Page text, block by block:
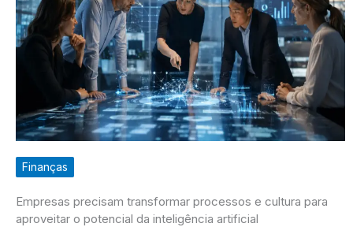
Finanças
Empresas precisam transformar processos e cultura para
aproveitar o potencial da inteligência artificial